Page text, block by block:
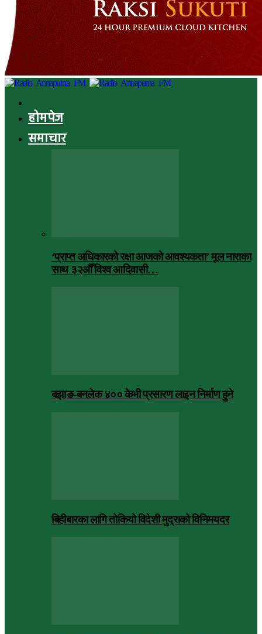
होमपेज
समाचार
‘प्राप्त अधिकारको रक्षा आजको आवश्यकता’ मूल नाराका
साथ ३२औँ विश्व आदिवासी…
बझाङ-बनलेक ४०० केभी प्रसारण लाइन निर्माण हुने
बिहीबारका लागि तोकियो विदेशी मुद्राको विनिमयदर